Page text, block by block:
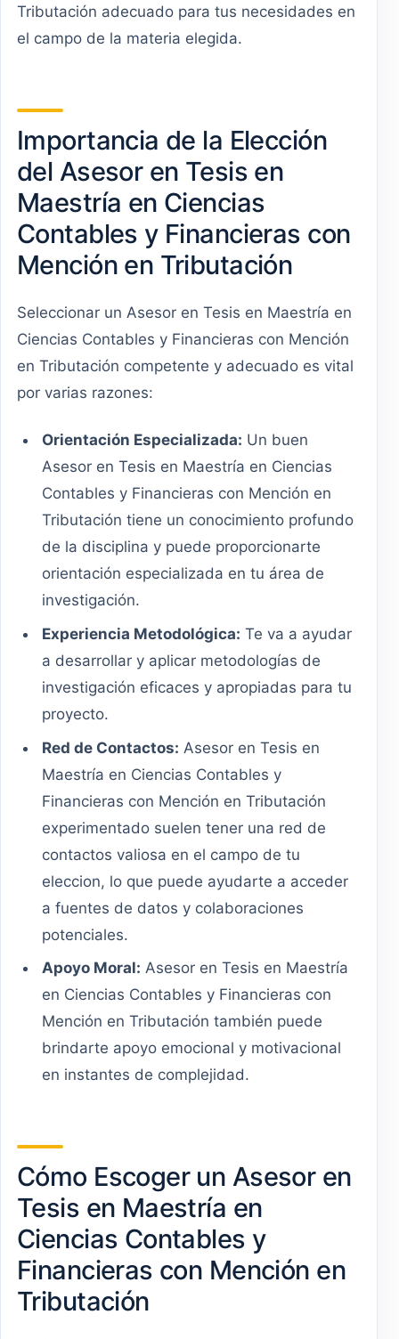
Tributación adecuado para tus necesidades en
el campo de la materia elegida.
Importancia de la Elección
del Asesor en Tesis en
Maestría en Ciencias
Contables y Financieras con
Mención en Tributación
Seleccionar un Asesor en Tesis en Maestría en
Ciencias Contables y Financieras con Mención
en Tributación competente y adecuado es vital
por varias razones:
Orientación Especializada: Un buen
Asesor en Tesis en Maestría en Ciencias
Contables y Financieras con Mención en
Tributación tiene un conocimiento profundo
de la disciplina y puede proporcionarte
orientación especializada en tu área de
investigación.
Experiencia Metodológica: Te va a ayudar
a desarrollar y aplicar metodologías de
investigación eficaces y apropiadas para tu
proyecto.
Red de Contactos: Asesor en Tesis en
Maestría en Ciencias Contables y
Financieras con Mención en Tributación
experimentado suelen tener una red de
contactos valiosa en el campo de tu
eleccion, lo que puede ayudarte a acceder
a fuentes de datos y colaboraciones
potenciales.
Apoyo Moral: Asesor en Tesis en Maestría
en Ciencias Contables y Financieras con
Mención en Tributación también puede
brindarte apoyo emocional y motivacional
en instantes de complejidad.
Cómo Escoger un Asesor en
Tesis en Maestría en
Ciencias Contables y
Financieras con Mención en
Tributación